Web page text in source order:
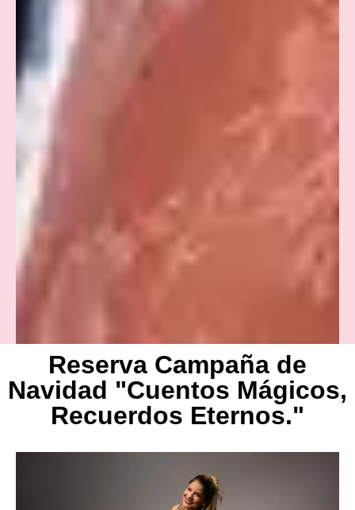
Reserva Campaña de
Navidad "Cuentos Mágicos,
Recuerdos Eternos."